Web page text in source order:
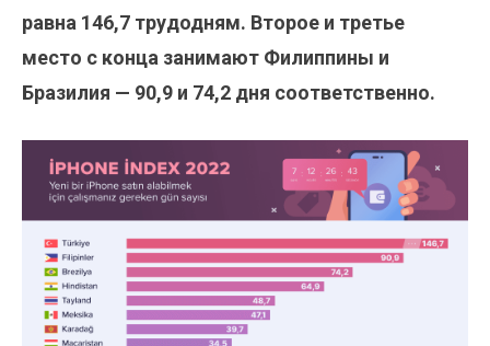
равна 146,7 трудодням. Второе и третье
место с конца занимают Филиппины и
Бразилия — 90,9 и 74,2 дня соответственно.